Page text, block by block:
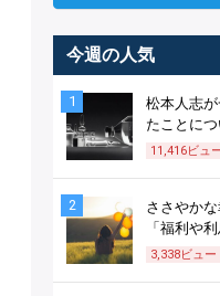
今週の人気
1
松本人志
たことに
11,416ビュ
2
ささやか
「福利や
3,338ビュー